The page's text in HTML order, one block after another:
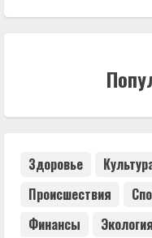
Здоровье
Происшествия
Финансы
Экология